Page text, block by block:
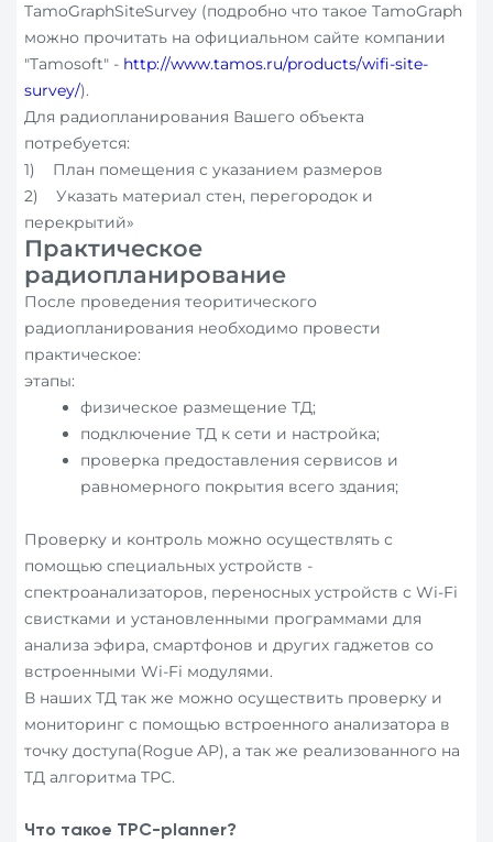
TamoGraphSiteSurvey (подробно что такое TamoGraph
можно прочитать на официальном сайте компании
"Tamosoft" - http://www.tamos.ru/products/wifi-site-
survey/).
Для радиопланирования Вашего объекта
потребуется:
1) План помещения с указанием размеров
2) Указать материал стен, перегородок и
перекрытий»
Практическое
радиопланирование
После проведения теоритического
радиопланирования необходимо провести
практическое:
этапы:
физическое размещение ТД;
подключение ТД к сети и настройка;
проверка предоставления сервисов и
равномерного покрытия всего здания;
Проверку и контроль можно осуществлять с
помощью специальных устройств -
спектроанализаторов, переносных устройств с Wi-Fi
свистками и установленными программами для
анализа эфира, смартфонов и других гаджетов со
встроенными Wi-Fi модулями.
В наших ТД так же можно осуществить проверку и
мониторинг с помощью встроенного анализатора в
точку доступа(Rogue AP), а так же реализованного на
ТД алгоритма TPC.
Что такое TPC-planner?